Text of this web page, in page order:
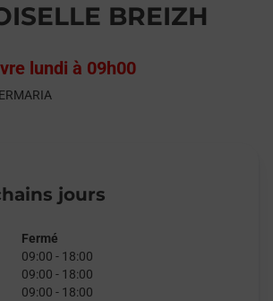
BREIZH
lundi à 09h00
jours
Fermé
09:00 - 18:00
09:00 - 18:00
09:00 - 18:00